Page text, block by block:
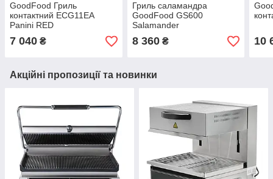
GoodFood Гриль
контактний ECG11EA
Panini RED
7 040 ₴
Гриль саламандра
GoodFood GS600
Salamander
8 360₴ 10
Акційні пропозиції та новинки